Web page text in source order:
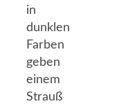
in
dunklen
Farben
geben
einem
Strauß